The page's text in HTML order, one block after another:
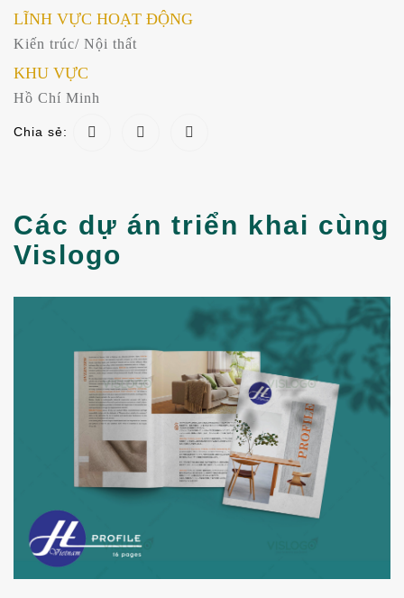
LĨNH VỰC HOẠT ĐỘNG
Kiến trúc/ Nội thất
KHU VỰC
Hồ Chí Minh
Chia sẻ:
Các dự án triển khai cùng
Vislogo